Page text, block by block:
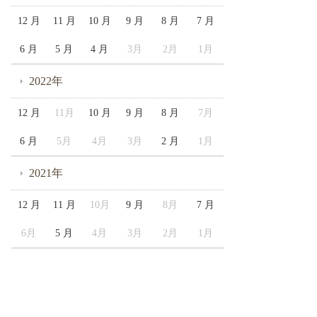
12 月 11 月 10 月 9 月 8 月 7 月
6 月 5 月 4 月 3月 2月 1月
2022年
12 月 11月 10 月 9 月 8 月 7月
6 月 5月 4月 3月 2 月 1月
2021年
12 月 11 月 10月 9 月 8月 7 月
6月 5 月 4月 3月 2月 1月